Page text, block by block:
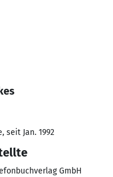
seit Jan. 1992
GmbH